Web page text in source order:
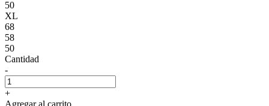
50
XL
68
58
50
Cantidad
-
+
Agregar al carrito